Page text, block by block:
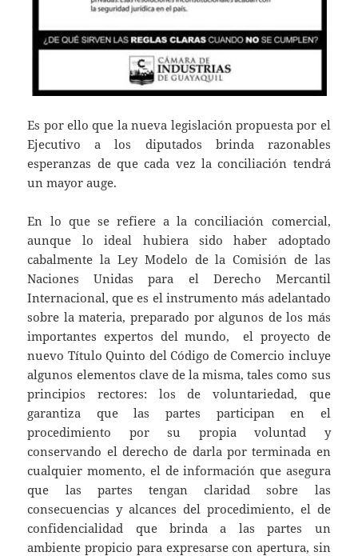
Es por ello que la nueva legislación propuesta por el
Ejecutivo a los diputados brinda razonables
esperanzas de que cada vez la conciliación tendrá
un mayor auge.
En lo que se refiere a la conciliación comercial,
aunque lo ideal hubiera sido haber adoptado
cabalmente la Ley Modelo de la Comisión de las
Naciones Unidas para el Derecho Mercantil
Internacional, que es el instrumento más adelantado
sobre la materia, preparado por algunos de los más
importantes expertos del mundo, el proyecto de
nuevo Título Quinto del Código de Comercio incluye
algunos elementos clave de la misma, tales como sus
principios rectores: los de voluntariedad, que
garantiza que las partes participan en el
procedimiento por su propia voluntad y
conservando el derecho de darla por terminada en
cualquier momento, el de información que asegura
que las partes tengan claridad sobre las
consecuencias y alcances del procedimiento, el de
confidencialidad que brinda a las partes un
ambiente propicio para expresarse con apertura, sin